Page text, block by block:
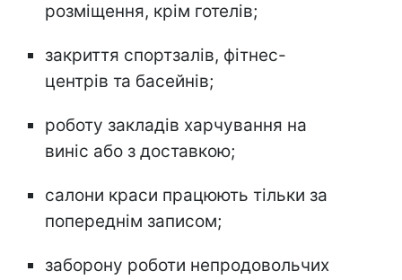
розміщення, крім готелів;
закриття спортзалів, фітнес-
центрів та басейнів;
роботу закладів харчування на
виніс або з доставкою;
салони краси працюють тільки за
попереднім записом;
заборону роботи непродовольчих